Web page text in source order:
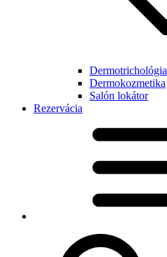
Dermotrichológia
Dermokozmetika
Salón lokátor
Rezervácia